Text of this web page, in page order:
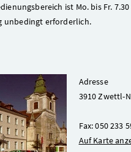
ist Mo. bis Fr.
unbedingt erforderlich.
Adresse
3910 Zwettl-
Fax: 050 233
Auf Karte